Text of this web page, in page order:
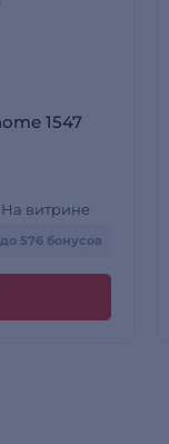
1547
На витрине
576 бонусов